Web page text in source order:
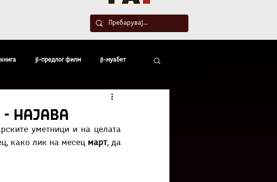
β-предлог филм β-муабет
Најава
уметници и на целата
како лик на месец март, да